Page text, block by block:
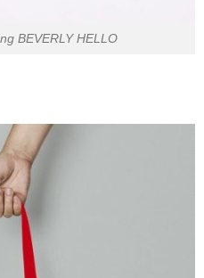
BEVERLY HELLO